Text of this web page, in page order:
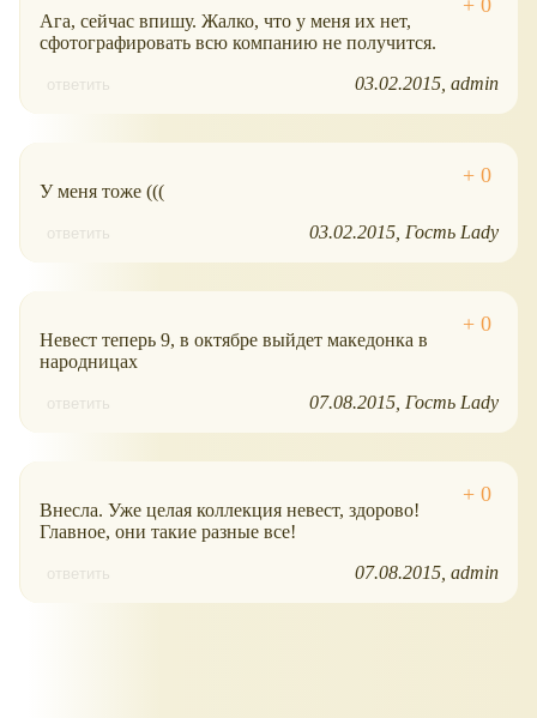
Ага, сейчас впишу. Жалко, что у меня их нет,
сфотографировать всю компанию не получится.
ответить 03.02.2015 admin
У меня тоже (((
ответить 03.02.2015 Гость Lady
Невест теперь 9, в октябре выйдет македонка в
народницах
ответить 07.08.2015 Гость Lady
Внесла. Уже целая коллекция невест, здорово!
Главное, они такие разные все!
ответить 07.08.2015 admin